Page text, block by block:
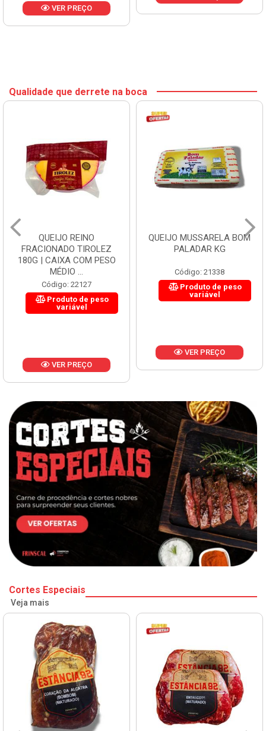
VER PREÇO
Qualidade que derrete na boca
QUEIJO REINO
FRACIONADO TIROLEZ
180G | CAIXA COM PESO
MÉDIO ...
Código: 22127
Produto de peso
variável
VER PREÇO
QUEIJO MUSSARELA BOM
PALADAR KG
Código: 21338
Produto de peso
variável
VER PREÇO
Cortes Especiais
Veja mais